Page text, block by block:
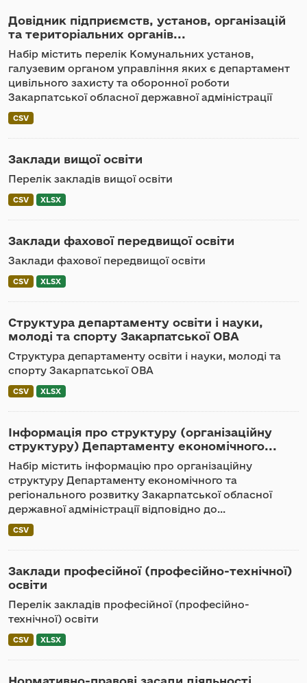
Довідник підприємств, установ, організацій
та територіальних органів...
Набір містить перелік Комунальних установ,
галузевим органом управління яких є департамент
цивільного захисту та оборонної роботи
Закарпатської обласної державної адміністрації
CSV
Заклади вищої освіти
Перелік закладів вищої освіти
CSV XLSX
Заклади фахової передвищої освіти
Заклади фахової передвищої освіти
CSV XLSX
Структура департаменту освіти і науки,
молоді та спорту Закарпатської ОВА
Структура департаменту освіти і науки, молоді та
спорту Закарпатської ОВА
CSV XLSX
Інформація про структуру (організаційну
структуру) Департаменту економічного...
Набір містить інформацію про організаційну
структуру Департаменту економічного та
регіонального розвитку Закарпатської обласної
державної адміністрації відповідно до...
CSV
Заклади професійної (професійно-технічної)
освіти
Перелік закладів професійної (професійно-
технічної) освіти
CSV XLSX